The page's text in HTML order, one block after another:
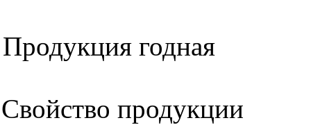
Продукция годная
Свойство продукции